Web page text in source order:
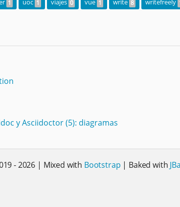
1 uoc 1 viajes 0 vue 1 write 8 writefreely
y Asciidoctor (5): diagramas
- 2026 | Mixed with Bootstrap | Baked with